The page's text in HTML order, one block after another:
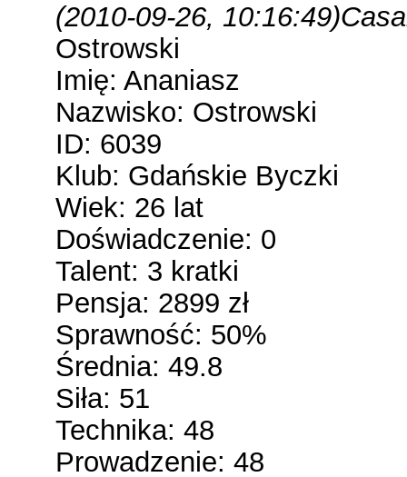
(2010-09-26, 10:16:49)
Ostrowski
Imię: Ananiasz
Nazwisko: Ostrowski
ID: 6039
Klub: Gdańskie Byczki
Wiek: 26 lat
Doświadczenie: 0
Talent: 3 kratki
Pensja: 2899 zł
Sprawność: 50%
Średnia: 49.8
Siła: 51
Technika: 48
Prowadzenie: 48